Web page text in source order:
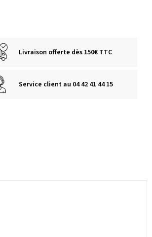
Livraison offerte dès 150€ TTC
Service client au 04 42 41 44 15